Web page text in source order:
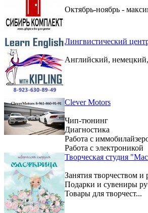
Октябрь-ноябрь -
Лингвистический
Английский,
Clever Motors
Чип-тюнинг
Диагностика
Работа с
Работа с электроникой
Творческая студия
Занятия творчеством
Подарки и сувениры
Товары для творчест...